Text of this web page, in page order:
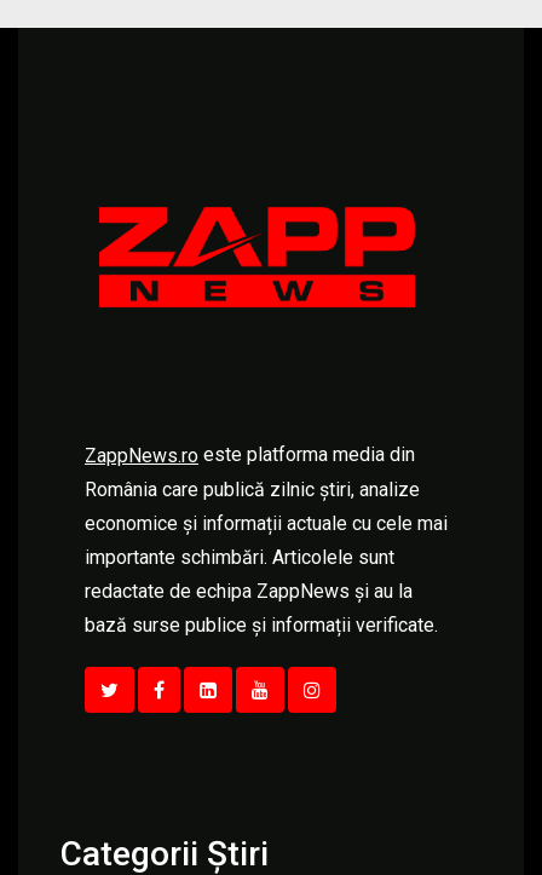
ZappNews.ro este platforma media din
România care publică zilnic știri, analize
economice și informații actuale cu cele mai
importante schimbări. Articolele sunt
redactate de echipa ZappNews și au la
bază surse publice și informații verificate.
Categorii Știri